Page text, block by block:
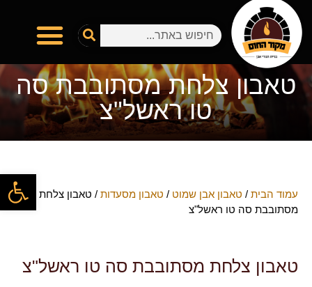
טאבון צלחת מסתובבת סה
טו ראשל"צ
עמוד הבית / טאבון אבן שמוט / טאבון מסעדות / טאבון צלחת
מסתובבת סה טו ראשל"צ
טאבון צלחת מסתובבת סה טו ראשל"צ